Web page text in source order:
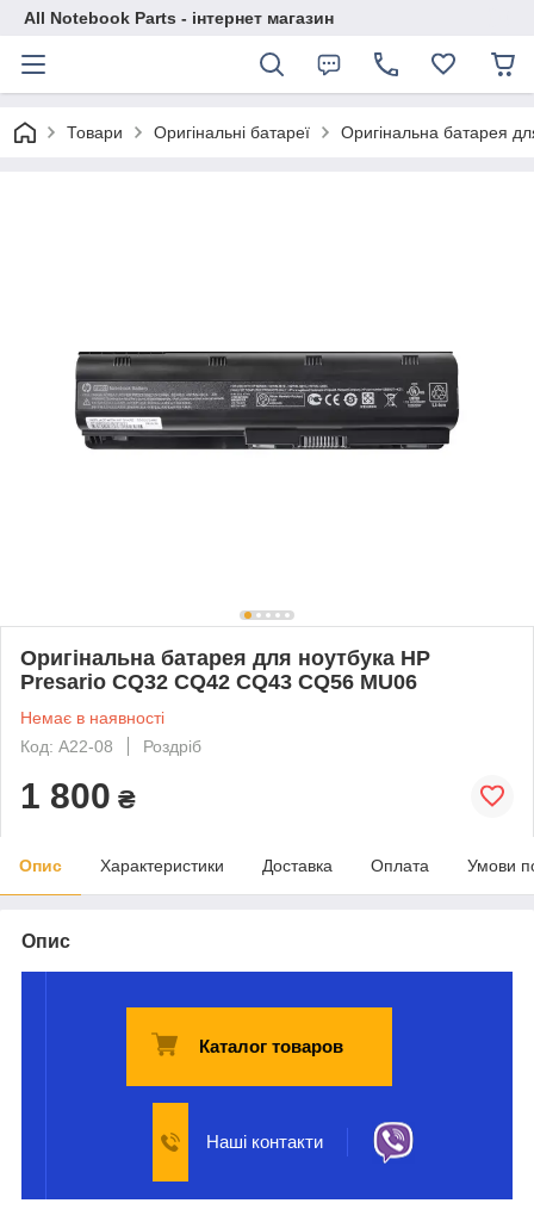
All Notebook Parts - інтернет магазин
Товари Оригінальні батареї Оригінальна батарея
Оригінальна батарея для ноутбука HP
Presario CQ32 CQ42 CQ43 CQ56 MU06
Немає в наявності
Код: A22-08
Роздріб
1 800 ₴
Опис Характеристики Доставка Оплата Умови
Опис
Каталог товаров
Наші контакти